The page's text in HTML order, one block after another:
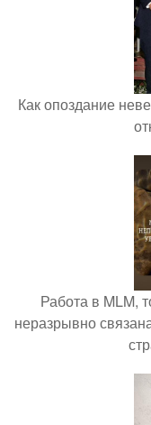
Как опоздание
Работа в MLM,
неразрывно